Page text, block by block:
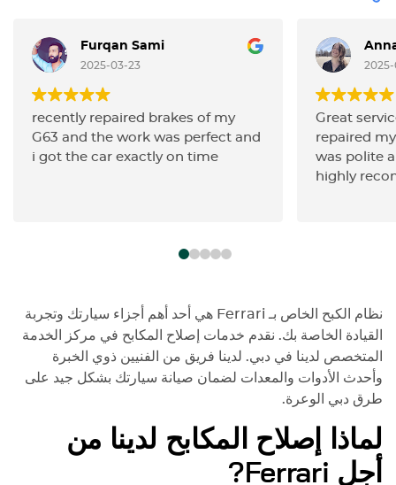
Furqan Sami
2025-03-23
recently repaired brakes of my
G63 and the work was perfect and
i got the car exactly on time
2025-
Great
repaired
was polite
highly
نظام الكبح الخاص بـ Ferrari هي أحد أهم أجزاء سيارتك وتجربة
القيادة الخاصة بك. نقدم خدمات إصلاح المكابح في مركز الخدمة
المتخصص لدينا في دبي. لدينا فريق من الفنيين ذوي الخبرة
وأحدث الأدوات والمعدات لضمان صيانة سيارتك بشكل جيد على
طرق دبي الوعرة.
لماذا إصلاح المكابح لدينا من
أجل Ferrari
?